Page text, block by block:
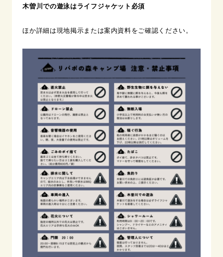
木曽川での遊泳はライフジャケット必須
ほか詳細は現地掲示または案内資料をご確認ください。